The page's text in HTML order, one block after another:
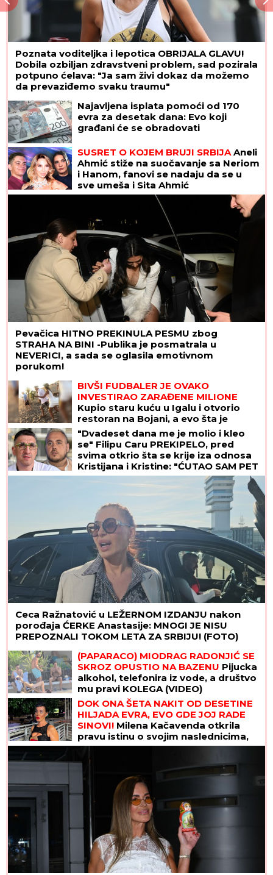
Poznata voditeljka i lepotica OBRIJALA GLAVU!
Dobila ozbiljan zdravstveni problem, sad pozirala
potpuno ćelava: "Ja sam živi dokaz da možemo
da prevaziđemo svaku traumu"
Najavljena isplata pomoći od 170
evra za desetak dana: Evo koji
građani će se obradovati
SUSRET O KOJEM BRUJI SRBIJAAneli
Ahmić stiže na suočavanje sa Neriom
i Hanom, fanovi se nadaju da se u
sve umeša i Sita Ahmić
Pevačica HITNO PREKINULA PESMU zbog
STRAHA NA BINI -Publika je posmatrala u
NEVERICI, a sada se oglasila emotivnom
porukom!
BIVŠI FUDBALER JE OVAKO
INVESTIRAO ZARAĐENE MILIONE
Kupio staru kuću u Igalu i otvorio
restoran na Bojani, a evo šta je
pripalo bivšoj supruzi posle razvoda
"Dvadeset dana me je molio i kleo
se" Filipu Caru PREKIPELO, pred
svima otkrio šta se krije iza odnosa
Kristijana i Kristine: "ĆUTAO SAM PET
GODINA"
Ceca Ražnatović u LEŽERNOM IZDANJU nakon
porođaja ĆERKE Anastasije: MNOGI JE NISU
PREPOZNALI TOKOM LETA ZA SRBIJU! (FOTO)
(PAPARACO) MIODRAG RADONJIĆ SE
SKROZ OPUSTIO NA BAZENU Pijucka
alkohol, telefonira iz vode, a društvo
mu pravi KOLEGA (VIDEO)
DOK ONA ŠETA NAKIT OD DESETINE
HILJADA EVRA, EVO GDE JOJ RADE
SINOVI! Milena Kačavenda otkrila
pravu istinu o svojim naslednicima,
jedan je na primorju